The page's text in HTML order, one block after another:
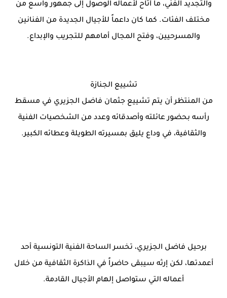
والتجديد الفني، ما أتاح لأعماله الوصول إلى جمهور واسع من
مختلف الفئات. كما كان داعماً للأجيال الجديدة من الفنانين
والمسرحيين، وفتح المجال أمامهم للتجريب والإبداع.
تشييع الجنازة
من المنتظر أن يتم تشييع جثمان فاضل الجزيري في مسقط
رأسه بحضور عائلته وأصدقائه وعدد من الشخصيات الفنية
والثقافية، في وداع يليق بمسيرته الطويلة وعطائه الكبير.
برحيل فاضل الجزيري، تخسر الساحة الفنية التونسية أحد
أعمدتها، لكن إرثه سيبقى حاضراً في الذاكرة الثقافية من خلال
أعماله التي ستواصل إلهام الأجيال القادمة.